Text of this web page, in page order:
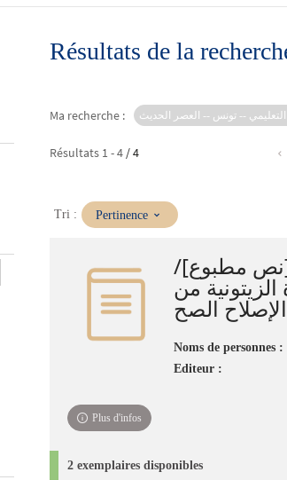
Résultats de la
Ma recherche : التعليمي -- تونس -- العصر الحديث
Résultats 1 -4 / 4
Tri :(Mise
immédiate)
Pertinence
: [نص مطبوع]/
من
Noms de personnes :
Editeur :
Plus d'infos
2 exemplaires disponibles